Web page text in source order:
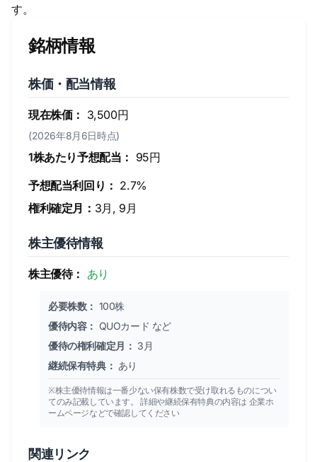
す。
銘柄情報
株価・配当情報
現在株価： 3,500円
(2026年8月6日時点)
1株あたり予想配当： 95円
予想配当利回り： 2.7%
権利確定月： 3月, 9月
株主優待情報
株主優待： あり
必要株数： 100株
優待内容： QUOカード など
優待の権利確定月： 3月
継続保有特典： あり
※株主優待情報は一番少ない保有株数で受け取れるものについ
てのみ記載しています。 詳細や継続保有特典の内容は 企業ホ
ームページなどで確認してください
関連リンク